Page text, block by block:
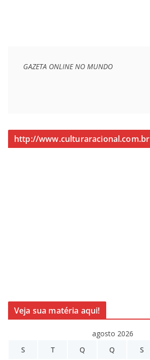
GAZETA ONLINE NO MUNDO
http://www.culturaracional.com.br
Veja sua matéria aqui!
agosto 2026
S
T Q Q S